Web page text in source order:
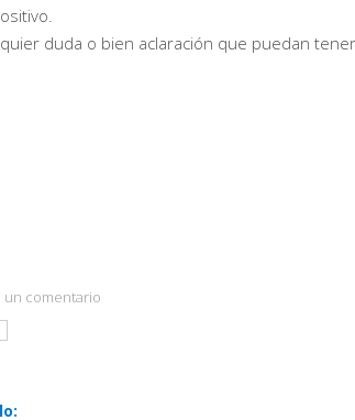
duda o bien aclaración que puedan
un comentario